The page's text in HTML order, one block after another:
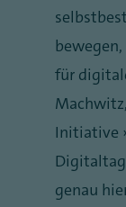
für
Initiative
genau